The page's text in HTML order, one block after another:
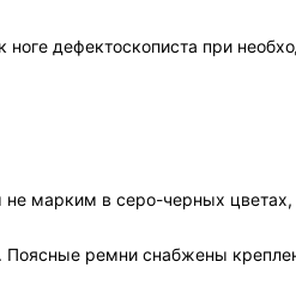
дефектоскописта при
марким в серо-черных
Поясные ремни снабжены